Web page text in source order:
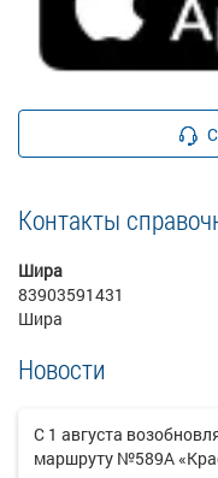
Контакты
Шира
83903591431
Шира
Новости
С 1 августа
маршруту №589А